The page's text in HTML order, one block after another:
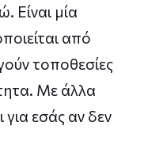
Είναι μία
από
τοποθεσίες
Με άλλα
για εσάς αν δεν